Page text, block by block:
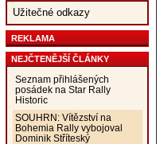
Užitečné odkazy
REKLAMA
NEJČTENĚJŠÍ ČLÁNKY
Seznam přihlášených
posádek na Star Rally
Historic
SOUHRN: Vítězství na
Bohemia Rally vybojoval
Dominik Stříteský